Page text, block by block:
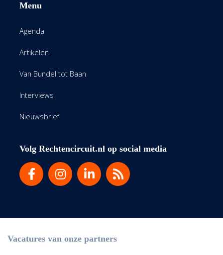
Menu
Agenda
Artikelen
Van Bundel tot Baan
Interviews
Nieuwsbrief
Volg Rechtencircuit.nl op social media
Vacatures van onze partners